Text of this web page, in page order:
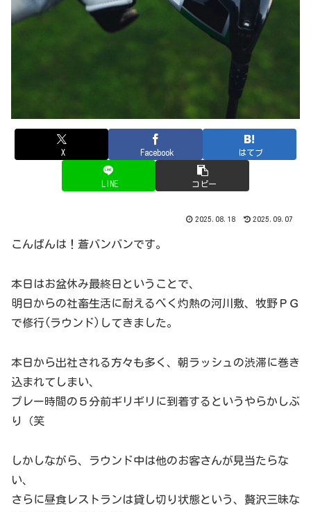
X Facebook はてブ
LINE コピー
2025.08.18 2025.09.07
こんばんは！蒼バンバンです。
本日はお盆休み最終日ということで、
明日からの社畜生活に耐えるべく灼熱の河川敷、牧野ＰＧ
で修行(ラウンド)してきました。
本日から出社される方々も多く、朝ラッシュの渋滞に巻き
込まれてしまい、
プレー時間の５分前ギリギリに到着するというやらかしぶ
り（笑
しかしながら、ラウンド中は他のお客さんが見当たらな
い、
さらに昼食レストランは貸し切り状態という、贅沢三昧な